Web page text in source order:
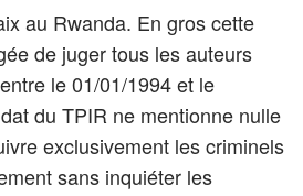
au Rwanda. En gros cette
de juger tous les auteurs
le 01/01/1994 et le
du TPIR ne mentionne nulle
exclusivement les criminels
sans inquiéter les